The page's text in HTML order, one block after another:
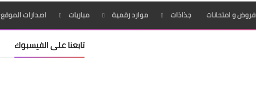
فروض و امتحانات جذاذات موارد رقمية مباريات اصدارات الموقع
تابعنا على الفيسبوك